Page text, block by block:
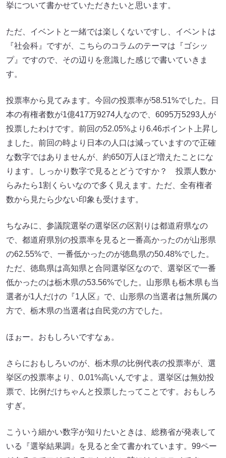
挙について書かせていただきたいと思います。
ただ、イベントと一緒では楽しくないですし、イベントは
『社会科』ですが、こちらのコラムのテーマは『ゴシッ
プ』ですので、その辺りを意識した感じで書いていきま
す。
投票率から見てみます。今回の投票率が58.51%でした。日
本の有権者数が1億417万9274人なので、6095万5293人が
投票したわけです。前回の52.05%より6.46ポイント上昇し
ました。前回の時より日本の人口は減っていますので正確
な数字ではありませんが、約650万人ほど増えたことにな
ります。しっかり数字で見るとどうですか？ 投票人数か
らみたら1割くらいなので多く見えます。ただ、全有権者
数から見たら少ない印象も受けます。
ちなみに、参議院選挙の選挙区の区割りは都道府県なの
で、都道府県別の投票率を見ると一番高かったのが山形県
の62.55%で、一番低かったのが徳島県の50.48%でした。
ただ、徳島県は高知県と合同選挙区なので、選挙区で一番
低かったのは栃木県の53.56%でした。山形県も栃木県も当
選者が1人だけの『1人区』で、山形県の当選者は無所属の
方で、栃木県の当選者は自民党の方でした。
ほぉー。おもしろいですなぁ。
さらにおもしろいのが、栃木県の比例代表の投票率が、選
挙区の投票率より、0.01%高いんですよ。選挙区は無効投
票で、比例だけちゃんと投票したってことです。おもしろ
すぎ。
こういう細かい数字が知りたいときは、総務省が発表して
いる『選挙結果調』を見ると全て書かれています。99ペー